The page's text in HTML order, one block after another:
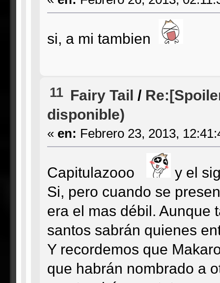
si, a mi tambien
11 Fairy Tail /
disponible)
« en: Febrero 23, 2013,
Capitulazooo
y el
Si, pero cuando se
era el mas débil. Aunque
santos sabrán quienes
Y recordemos que
que habrán nombrado a